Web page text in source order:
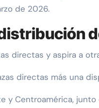
de 2026.
directas y aspira a
directas más una
y Centroamérica,